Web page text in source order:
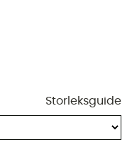
Storleksguide
skapar en
stötskydd
5 år och CE EN 1078-